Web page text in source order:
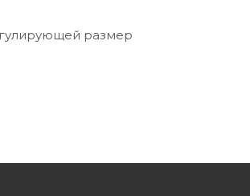
размер